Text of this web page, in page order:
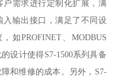
需求进行定制化扩展，满
输出接口，满足了不同设
如PROFINET、MODBUS
设计使得S7-1500系列具备
和维修的成本。另外，S7-